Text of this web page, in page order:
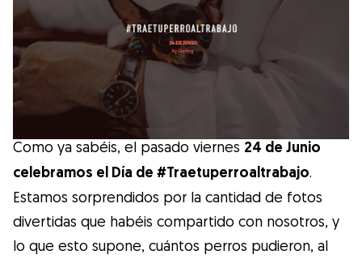
Salud
Accesorios
Educación Canina
Más contenido
Razas
Como ya sabéis, el pasado viernes 24 de Junio
celebramos el Día de #Traetuperroaltrabajo.
Estamos sorprendidos por la cantidad de fotos
divertidas que habéis compartido con nosotros, y
lo que esto supone, cuántos perros pudieron, al